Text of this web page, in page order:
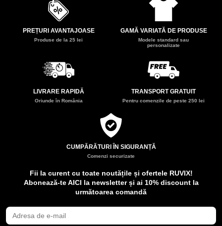
PREȚURI AVANTAJOASE
Produse de la 25 lei
GAMĂ VARIATĂ DE PRODUSE
Modele standard sau
personalizate
LIVRARE RAPIDĂ
Oriunde în România
TRANSPORT GRATUIT
Pentru comenzile de peste 250 lei
CUMPĂRĂTURI ÎN SIGURANȚĂ
Comenzi securizate
Fii la curent cu toate noutățile și ofertele RUVIX!
Abonează-te AICI la newsletter și ai 10% discount la
următoarea comandă